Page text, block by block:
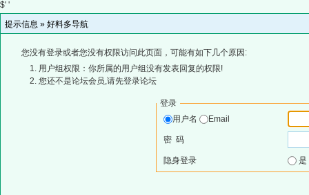
$' '
提示信息 » 好料多导航
您没有登录或者您没有权限访问此页面，可能有如下几个原因:
用户组权限：你所属的用户组没有发表回复的权限!
您还不是论坛会员,请先登录论坛
登录
用户名
Email
密 码
隐身登录